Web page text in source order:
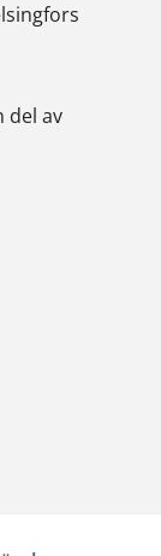
del av